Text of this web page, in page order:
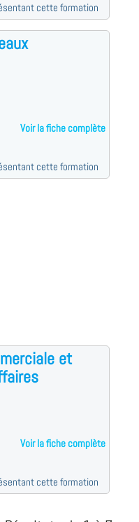
cette formation
Voir la fiche complète
cette formation
et
Voir la fiche complète
cette formation